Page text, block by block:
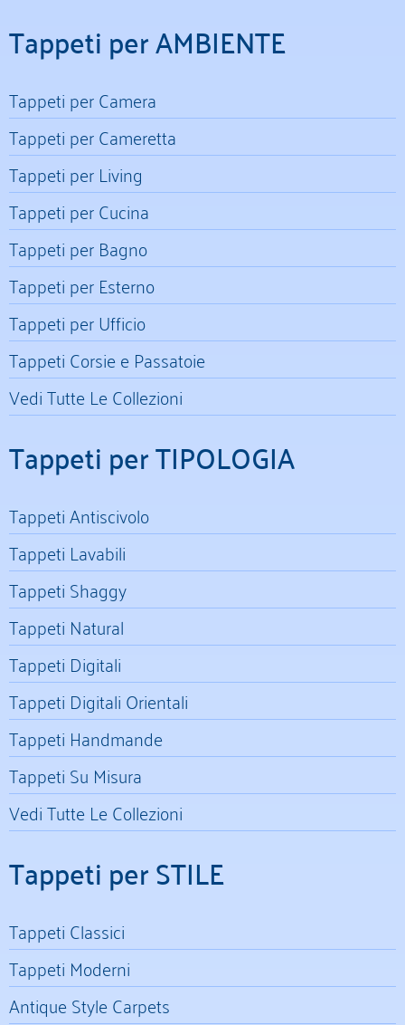
Tappeti per AMBIENTE
Tappeti per Camera
Tappeti per Cameretta
Tappeti per Living
Tappeti per Cucina
Tappeti per Bagno
Tappeti per Esterno
Tappeti per Ufficio
Tappeti Corsie e Passatoie
Vedi Tutte Le Collezioni
Tappeti per TIPOLOGIA
Tappeti Antiscivolo
Tappeti Lavabili
Tappeti Shaggy
Tappeti Natural
Tappeti Digitali
Tappeti Digitali Orientali
Tappeti Handmande
Tappeti Su Misura
Vedi Tutte Le Collezioni
Tappeti per STILE
Tappeti Classici
Tappeti Moderni
Antique Style Carpets